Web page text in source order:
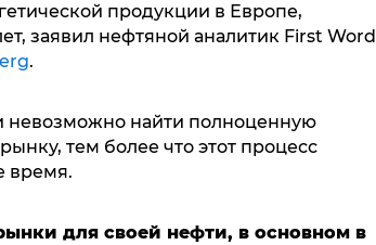
продукции в Европе,
заявил нефтяной аналитик First Word
.
невозможно найти полноценную
тем более что этот процесс
время.
для своей нефти, в основном в